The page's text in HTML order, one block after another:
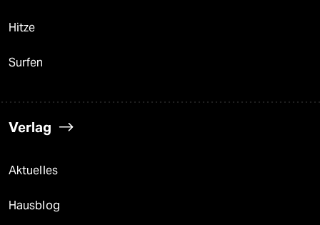
Hitze
Surfen
Verlag
Aktuelles
Hausblog